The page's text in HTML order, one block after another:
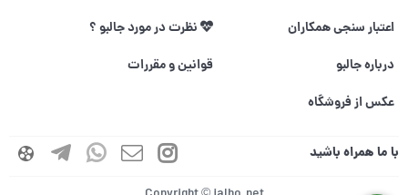
اعتبار سنجی همکاران
نظرت در مورد جالبو ؟
درباره جالبو
قوانین و مقررات
عکس از فروشگاه
با ما همراه باشید